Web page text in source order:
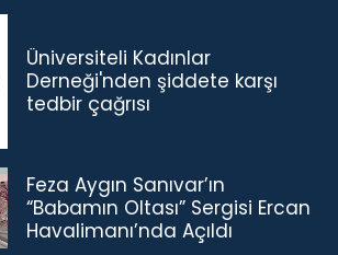
Üniversiteli Kadınlar
Derneği'nden şiddete karşı
tedbir çağrısı
Feza Aygın Sanıvar’ın
“Babamın Oltası” Sergisi Ercan
Havalimanı’nda Açıldı